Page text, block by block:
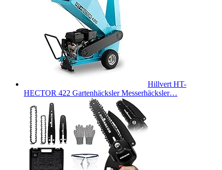
Hillvert HT-
HECTOR 422 Gartenhäcksler Messerhäcksler…